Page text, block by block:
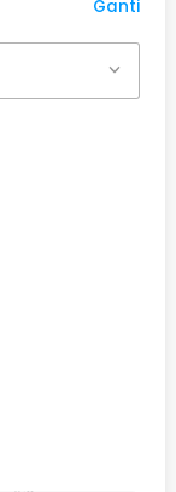
Ganti